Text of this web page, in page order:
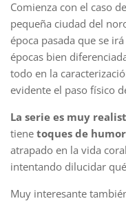
Comienza con el caso
pequeña ciudad del
época pasada que se
épocas bien
todo en la
evidente el paso físico
La serie es muy
tiene toques de humor
atrapado en la vida
intentando dilucidar
Muy interesante